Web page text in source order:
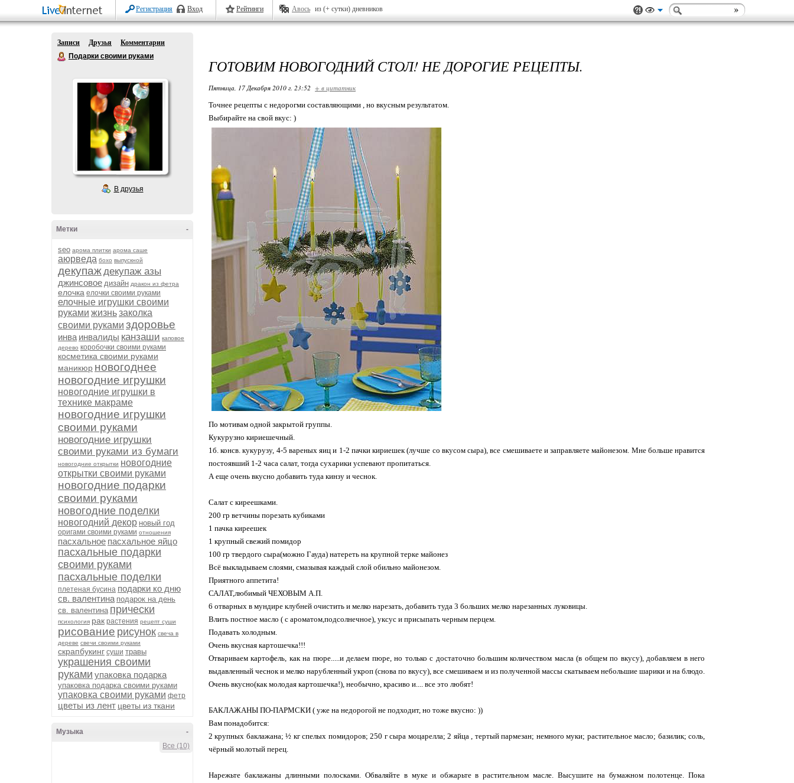
Регистрация Вход Рейтинги Авось из (+ сутки) дневников
Записи Друзья
Комментарии
Подарки своими руками
В друзья
-
Метки
seo арома плитки арома саше
аюрведа бохо выпускной
декупаждекупаж азы
джинсовое дизайн дракон из фетра
елочка елочки своими руками
елочные игрушки своими
руками жизньзаколка
своими руками здоровье
инва инвалиды канзаши каповое
дерево коробочки своими руками
косметика своими руками
маникюр новогоднее
новогодние игрушки
новогодние игрушки в
технике макраме
новогодние игрушки
своими руками
новогодние игрушки
своими руками из бумаги
новогодние открытки новогодние
открытки своими руками
новогодние подарки
своими руками
новогодние поделки
новогодний декор новый год
оригами своими руками отношения
пасхальное пасхальное яйцо
пасхальные подарки
своими руками
пасхальные поделки
плетеная бусина подарки ко дню
св. валентина подарок на день
св. валентина прически
психология рак растения рецепт суши
рисование рисунок свеча в
дереве свечи своими руками
скрапбукинг суши травы
украшения своими
руками упаковка подарка
упаковка подарка своими руками
упаковка своими руками фетр
цветы из лент цветы из ткани
-
Музыка
Все (10)
ГОТОВИМ НОВОГОДНИЙ СТОЛ! НЕ ДОРОГИЕ РЕЦЕПТЫ.
Пятница, 17 Декабря 2010 г. 23:52 + в цитатник
Точнее рецепты с недорогми составляющими , но вкусным результатом.
Выбирайте на свой вкус: )
По мотивам одной закрытой группы.
Кукурузно кириешечный.
1б. консв. кукурузу, 4-5 вареных яиц и 1-2 пачки кириешек (лучше со вкусом сыра), все смешиваете и заправляете майонезом. Мне больше нравится
постоявший 1-2 часа салат, тогда сухарики успевают пропитаться.
А еще очень вкусно добавить туда кинзу и чеснок.
Салат с киреешками.
200 гр ветчины порезать кубиками
1 пачка киреешек
1 крупный свежий помидор
100 гр твердого сыра(можно Гауда) натереть на крупной терке майонез
Всё выкладываем слоями, смазывая каждый слой обильно майонезом.
Приятного аппетита!
САЛАТ,любимый ЧЕХОВЫМ А.П.
6 отварных в мундире клубней очистить и мелко нарезать, добавить туда 3 больших мелко нарезанных луковицы.
Влить постное масло ( с ароматом,подсолнечное), уксус и присыпать черным перцем.
Подавать холодным.
Очень вкусная картошечка!!!
Отвариваем картофель, как на пюре.....и делаем пюре, но только с достаточно большим количеством масла (в общем по вкусу), добавляем в него
выдавленный чеснок и мелко нарубленный укроп (снова по вкусу), все смешиваем и из полученной массы скатываем небольшие шарики и на блюдо.
Очень вкусно(как молодая картошечка!), необычно, красиво и.... все это любят!
БАКЛАЖАНЫ ПО-ПАРМСКИ ( уже на недорогой не подходит, но тоже вкусно: ))
Вам понадобится:
2 крупных баклажана; ½ кг спелых помидоров; 250 г сыра моцарелла; 2 яйца , тертый пармезан; немного муки; растительное масло; базилик; соль,
чёрный молотый перец.
Нарежьте баклажаны длинными полосками. Обваляйте в муке и обжарьте в растительном масле. Высушите на бумажном полотенце. Пока